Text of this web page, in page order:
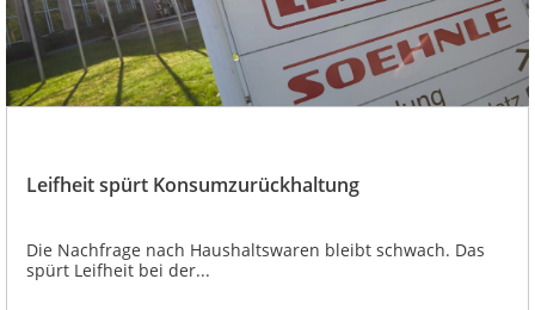
Leifheit spürt Konsumzurückhaltung
Die Nachfrage nach Haushaltswaren bleibt schwach. Das
spürt Leifheit bei der...